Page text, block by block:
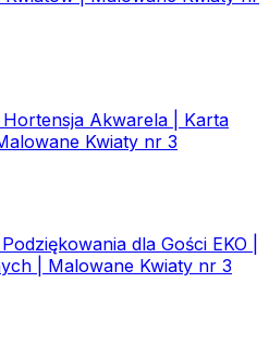
Akwarela | Karta
Kwiaty nr 3
dla Gości EKO |
| Malowane Kwiaty nr 3